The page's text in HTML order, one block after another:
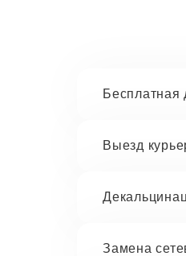
Бесплатная
Выезд
Замена